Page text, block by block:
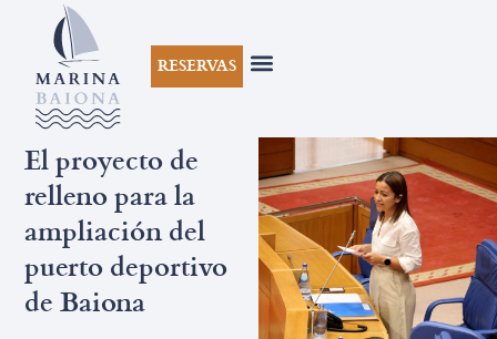
RESERVAS
El proyecto de
relleno para la
ampliación del
puerto deportivo
de Baiona